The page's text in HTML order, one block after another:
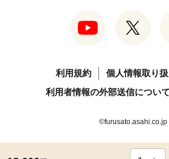
利用規約
個人情報取り
利用者情報の外部送信について
©furusato.asahi.co.jp